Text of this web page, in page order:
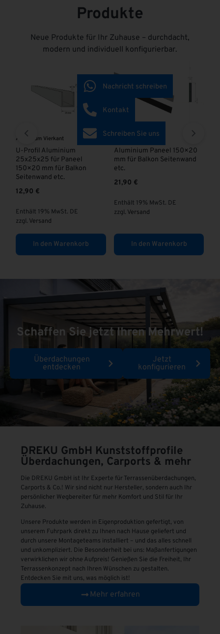
Produkte
Neue Produkte für Ihr Zuhause – durchdacht,
modern und individuell konfigurierbar.
Aluminium Vierkant
U-Profil Aluminium
25x25x25 für Paneel
150×20 mm für Balkon
Seitenwand etc.
12,90 €
Enthält 19% MwSt. DE
zzgl. Versand
In den Warenkorb
Aluminium Paneel 150×20
mm für Balkon Seitenwand
etc.
21,90 €
Enthält 19% MwSt. DE
zzgl. Versand
In den Warenkorb
Schaffen Sie jetzt Ihren Mehrwert!
Überdachungen
entdecken
Jetzt
konfigurieren
DREKU GmbH Kunststoffprofile
Überdachungen, Carports & mehr
Die DREKU GmbH ist Ihr Experte für Terrassenüberdachungen,
Carports & Co.! Wir sind nicht nur Hersteller, sondern auch Ihr
persönlicher Wegbereiter für mehr Komfort und Stil für Ihr
Zuhause.
Unsere Produkte werden in Eigenproduktion gefertigt, von
unserem Fuhrpark direkt zu Ihnen nach Hause geliefert und
durch unsere Montageteams installiert – und das alles schnell
und unkompliziert. Die Besonderheit bei uns: Maßanfertigungen
verwirklichen wir ohne Aufpreis! Genießen Sie die Freiheit, Ihr
Terrassenkonzept nach Ihren Wünschen zu gestalten.
Entdecken Sie mit uns, was möglich ist!
Mehr erfahren
Nachricht schreiben
Kontakt
Schreiben Sie uns